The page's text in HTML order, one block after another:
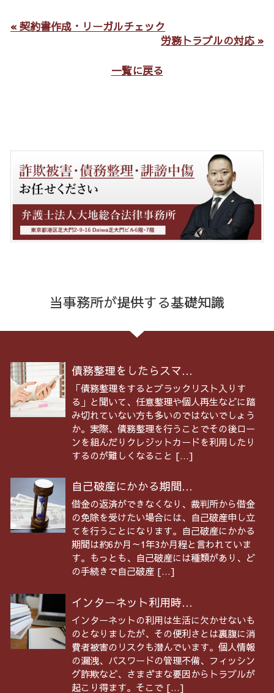
« 契約書作成・リーガルチェック
労務トラブルの対応 »
一覧に戻る
当事務所が提供する基礎知識
債務整理をしたらスマ...
「債務整理をするとブラックリスト入りす
る」と聞いて、任意整理や個人再生などに踏
み切れていない方も多いのではないでしょう
か。実際、債務整理を行うことでその後ロー
ンを組んだりクレジットカードを利用したり
するのが難しくなること […]
自己破産にかかる期間...
借金の返済ができなくなり、裁判所から借金
の免除を受けたい場合には、自己破産申し立
てを行うことになります。自己破産にかかる
期間は約6か月～1年3か月程と言われていま
す。もっとも、自己破産には種類があり、ど
の手続きで自己破産 […]
インターネット利用時...
インターネットの利用は生活に欠かせないも
のとなりましたが、その便利さとは裏腹に消
費者被害のリスクも潜んでいます。個人情報
の漏洩、パスワードの管理不備、フィッシン
グ詐欺など、さまざまな要因からトラブルが
起こり得ます。そこで […]